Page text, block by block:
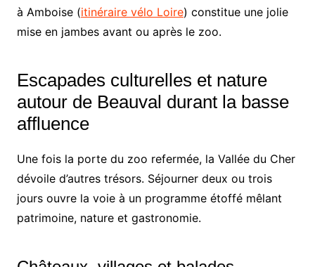
à Amboise (itinéraire vélo Loire) constitue une jolie
mise en jambes avant ou après le zoo.
Escapades culturelles et nature
autour de Beauval durant la basse
affluence
Une fois la porte du zoo refermée, la Vallée du Cher
dévoile d’autres trésors. Séjourner deux ou trois
jours ouvre la voie à un programme étoffé mêlant
patrimoine, nature et gastronomie.